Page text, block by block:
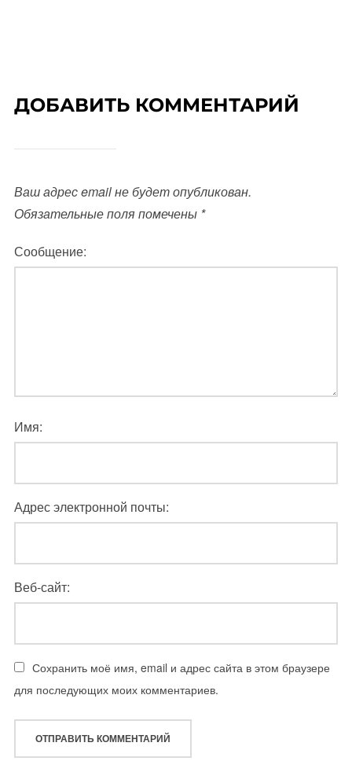
ДОБАВИТЬ КОММЕНТАРИЙ
Ваш адрес email не будет опубликован.
Обязательные поля помечены *
Сообщение:
Имя:
Адрес электронной почты:
Веб-сайт:
Сохранить моё имя, email и адрес сайта в этом браузере
для последующих моих комментариев.